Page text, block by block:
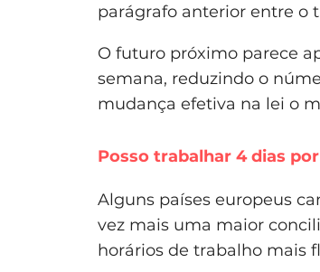
parágrafo anterior entre o
O futuro próximo parece
semana, reduzindo o
mudança efetiva na lei o
Posso trabalhar 4 dias
Alguns países europeus
vez mais uma maior
horários de trabalho mais